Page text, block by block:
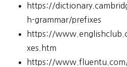
https://
h-grammar/prefixes
https://
xes.htm
https://